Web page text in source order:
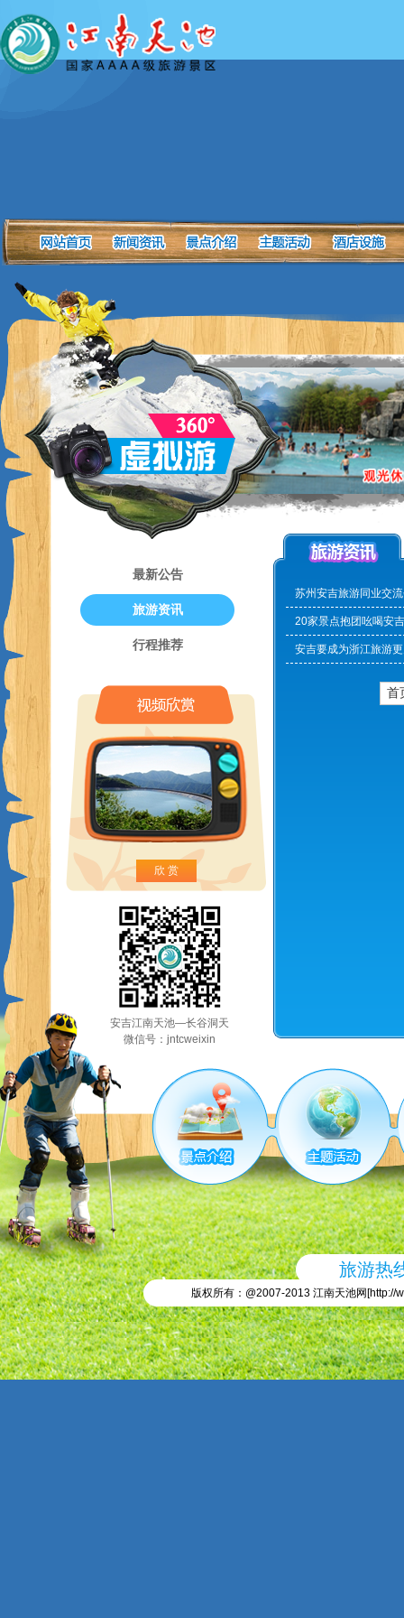
最新公告
旅游资讯
行程推荐
欣 赏
安吉江南天池—长谷洞天
微信号：jntcweixin
苏州安吉旅游同业交
20家景点抱团吆喝安
安吉要成为浙江旅游
首
旅游热
版权所有：@2007-2013 江南天池网[http://